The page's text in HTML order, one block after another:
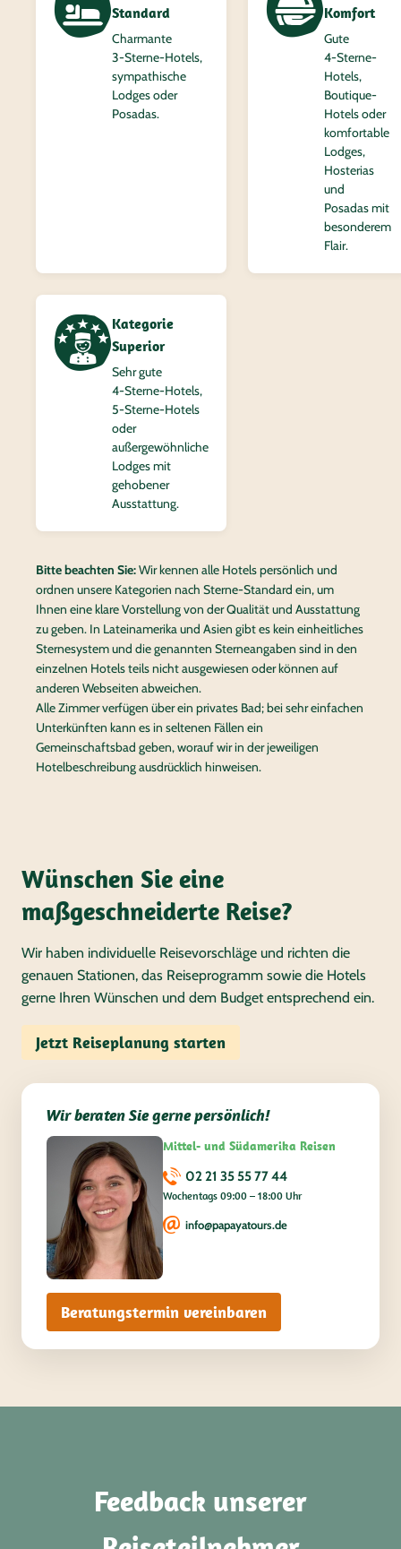
Standard
Charmante
3‑Sterne-Hotels,
sympathische
Lodges oder
Posadas.
Komfort
Gute
4‑Sterne-
Hotels,
Boutique-
Hotels oder
komfortable
Lodges,
Hosterias
und
Posadas mit
besonderem
Flair.
Kategorie
Superior
Sehr gute
4‑Sterne-Hotels,
5‑Sterne-Hotels
oder
außergewöhnliche
Lodges mit
gehobener
Ausstattung.
Bitte beachten Sie:Wir kennen alle Hotels persönlich und
ordnen unsere Kategorien nach Sterne-Standard ein, um
Ihnen eine klare Vorstellung von der Qualität und Ausstattung
zu geben. In Lateinamerika und Asien gibt es kein einheitliches
Sternesystem und die genannten Sterneangaben sind in den
einzelnen Hotels teils nicht ausgewiesen oder können auf
anderen Webseiten abweichen.
Alle Zimmer verfügen über ein privates Bad; bei sehr einfachen
Unterkünften kann es in seltenen Fällen ein
Gemeinschaftsbad geben, worauf wir in der jeweiligen
Hotelbeschreibung ausdrücklich hinweisen.
Wünschen Sie eine
maßgeschneiderte Reise?
Wir haben individuelle Reisevorschläge und richten die
genauen Stationen, das Reiseprogramm sowie die Hotels
gerne Ihren Wünschen und dem Budget entsprechend ein.
Jetzt Reiseplanung starten
Wir beraten Sie gerne persönlich!
Mittel- und Südamerika Reisen
02 21 35 55 77 44
Wochentags 09:00 – 18:00 Uhr
info@papayatours.de
Beratungstermin vereinbaren
Feedback unserer